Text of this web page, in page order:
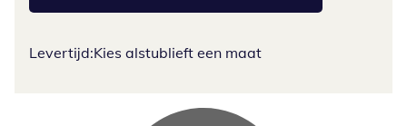
Levertijd:Kies alstublieft een maat